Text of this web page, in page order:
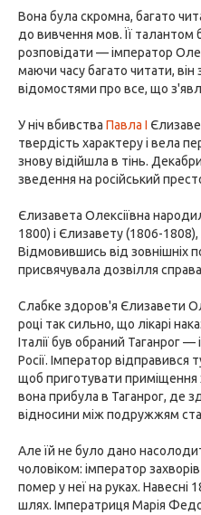
Вона була скромна, багато
до вивчення мов. Її талантом
розповідати — імператор
маючи часу багато читати, він
відомостями про все, що
У ніч вбивства Павла I
твердість характеру і вела
знову відійшла в тінь.
зведення на російський
Єлизавета Олексіївна
1800) і Єлизавету (1806-
Відмовившись від зовнішніх
присвячувала дозвілля
Слабке здоров'я Єлизавети
році так сильно, що лікарі
Італії був обраний Таганрог
Росії. Імператор
щоб приготувати приміщення
вона прибула в Таганрог, де
відносини між подружжям
Але їй не було дано
чоловіком: імператор захворів
помер у неї на руках. Навесні
шлях. Імператриця Марія